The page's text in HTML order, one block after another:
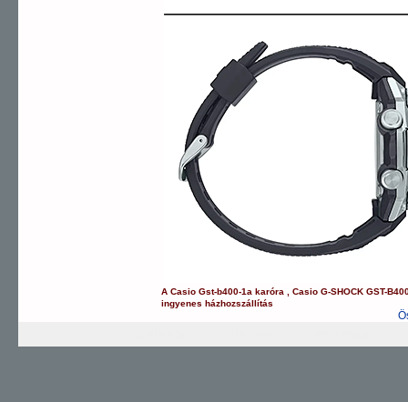
ACasio Gst-b400-1a karóra ,Casio G-SHOCK GST-
ingyenes házhozszállítás